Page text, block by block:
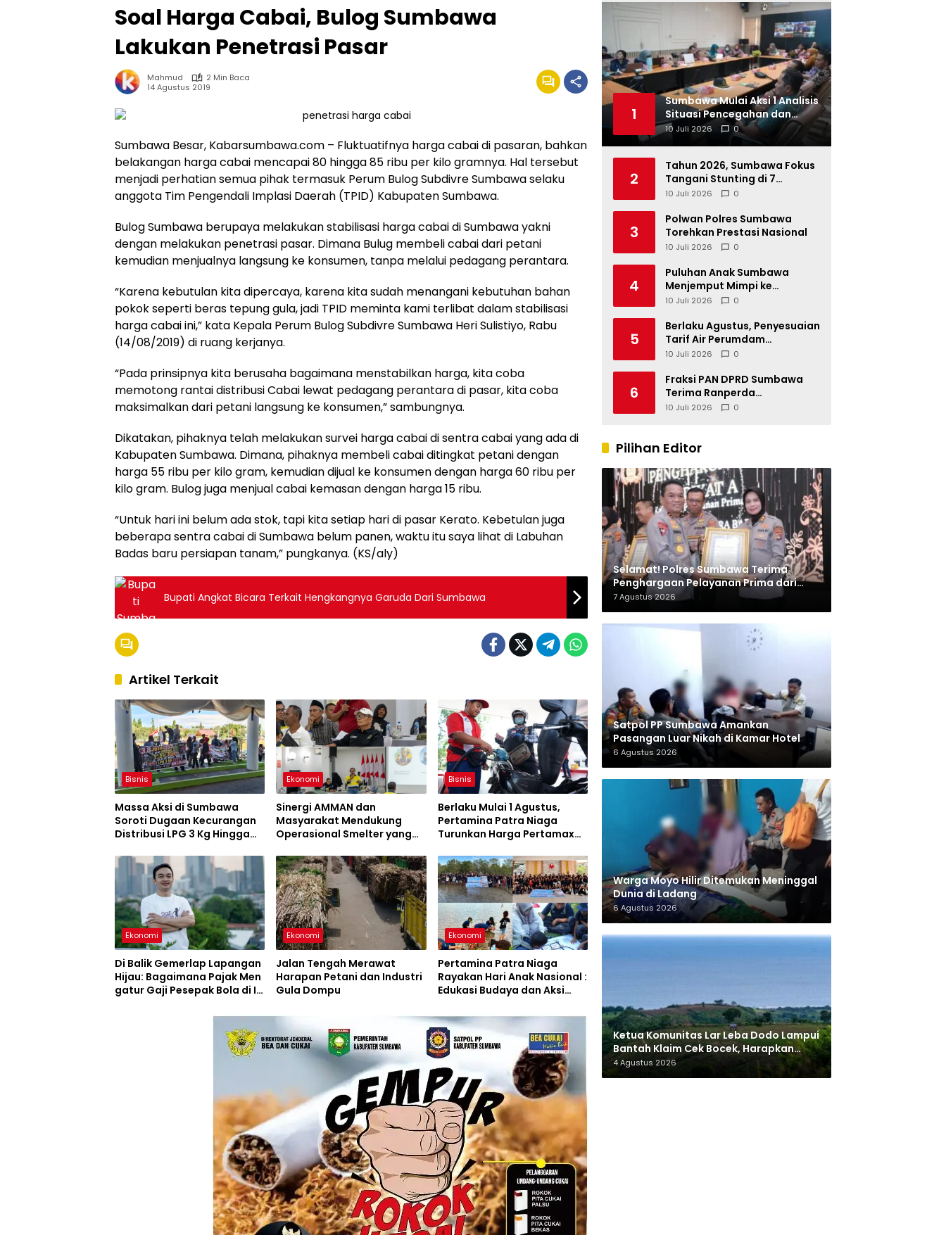
Soal Harga Cabai, Bulog Sumbawa
Lakukan Penetrasi Pasar
Mahmud
2 Min Baca
14 Agustus 2019
Sumbawa Besar, Kabarsumbawa.com – Fluktuatifnya harga cabai di pasaran, bahkan
belakangan harga cabai mencapai 80 hingga 85 ribu per kilo gramnya. Hal tersebut
menjadi perhatian semua pihak termasuk Perum Bulog Subdivre Sumbawa selaku
anggota Tim Pengendali Implasi Daerah (TPID) Kabupaten Sumbawa.
Bulog Sumbawa berupaya melakukan stabilisasi harga cabai di Sumbawa yakni
dengan melakukan penetrasi pasar. Dimana Bulug membeli cabai dari petani
kemudian menjualnya langsung ke konsumen, tanpa melalui pedagang perantara.
“Karena kebutulan kita dipercaya, karena kita sudah menangani kebutuhan bahan
pokok seperti beras tepung gula, jadi TPID meminta kami terlibat dalam stabilisasi
harga cabai ini,” kata Kepala Perum Bulog Subdivre Sumbawa Heri Sulistiyo, Rabu
(14/08/2019) di ruang kerjanya.
“Pada prinsipnya kita berusaha bagaimana menstabilkan harga, kita coba
memotong rantai distribusi Cabai lewat pedagang perantara di pasar, kita coba
maksimalkan dari petani langsung ke konsumen,” sambungnya.
Dikatakan, pihaknya telah melakukan survei harga cabai di sentra cabai yang ada di
Kabupaten Sumbawa. Dimana, pihaknya membeli cabai ditingkat petani dengan
harga 55 ribu per kilo gram, kemudian dijual ke konsumen dengan harga 60 ribu per
kilo gram. Bulog juga menjual cabai kemasan dengan harga 15 ribu.
“Untuk hari ini belum ada stok, tapi kita setiap hari di pasar Kerato. Kebetulan juga
beberapa sentra cabai di Sumbawa belum panen, waktu itu saya lihat di Labuhan
Badas baru persiapan tanam,” pungkanya. (KS/aly)
Bupati Angkat Bicara Terkait Hengkangnya Garuda Dari Sumbawa
Artikel Terkait
Bisnis
Massa Aksi di Sumbawa
Soroti Dugaan Kecurangan
Distribusi LPG 3 Kg Hingga
Ekonomi
Sinergi AMMAN dan
Masyarakat Mendukung
Operasional Smelter yang
Bisnis
Berlaku Mulai 1 Agustus,
Pertamina Patra Niaga
Turunkan Harga Pertamax
Ekonomi
Di Balik Gemerlap Lapangan
Hijau: Bagaimana Pajak Men
gatur Gaji Pesepak Bola di In
Ekonomi
Jalan Tengah Merawat
Harapan Petani dan Industri
Gula Dompu
Ekonomi
Pertamina Patra Niaga
Rayakan Hari Anak Nasional :
Edukasi Budaya dan Aksi
1
Sumbawa Mulai Aksi 1 Analisis
Situasi Pencegahan dan
Percepatan Penurunan
Stunting Tahun 2026
10 Juli 2026 0
2
Tahun 2026, Sumbawa Fokus
Tangani Stunting di 7
Kacamatan
10 Juli 2026 0
3
Polwan Polres Sumbawa
Torehkan Prestasi Nasional
10 Juli 2026 0
4
Puluhan Anak Sumbawa
Menjemput Mimpi ke
Berbagai SMK Unggulan di
10 Juli 2026 0
5
Berlaku Agustus, Penyesuaian
Tarif Air Perumdam
Batulanteh Disosialisasikan
10 Juli 2026 0
6
Fraksi PAN DPRD Sumbawa
Terima Ranperda
Pertanggungjawaban APBD
10 Juli 2026 0
Pilihan Editor
Selamat! Polres Sumbawa Terima
Penghargaan Pelayanan Prima dari
Kapolri
7 Agustus 2026
Satpol PP Sumbawa Amankan
Pasangan Luar Nikah di Kamar Hotel
6 Agustus 2026
Warga Moyo Hilir Ditemukan Meninggal
Dunia di Ladang
6 Agustus 2026
Ketua Komunitas Lar Leba Dodo Lampui
Bantah Klaim Cek Bocek, Harapkan
AMMAN Beri Akses ke Makam Leluhur
4 Agustus 2026